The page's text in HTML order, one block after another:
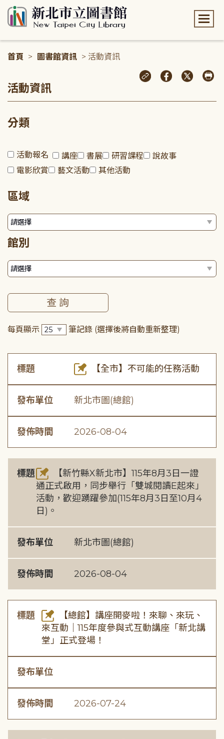
首頁 > 圖書館資訊 > 活動資訊
活動資訊
分類
活動報名 講座 書展 研習課程
說故事
電影欣賞
藝文活動 其他活動
區域
館別
每頁顯示 筆記錄 (選擇後將自動重新整理)
標題 【全市】不可能的任務活動
發布單位 新北市圖(總館)
發佈時間 2026-08-04
標題
【新竹縣X新北市】115年8月3日一證
通正式啟用，同步舉行「雙城閱讀E起來」
活動，歡迎踴躍參加(115年8月3日至10月4
日)。
發布單位 新北市圖(總館)
發佈時間 2026-08-04
標題
【總館】講座開麥啦！來聊、來玩、
來互動｜115年度參與式互動講座「新北講
堂」正式登場！
發布單位
發佈時間 2026-07-24